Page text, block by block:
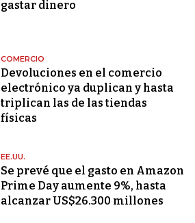
gastar dinero
COMERCIO
Devoluciones en el comercio
electrónico ya duplican y hasta
triplican las de las tiendas
físicas
EE.UU.
Se prevé que el gasto en Amazon
Prime Day aumente 9%, hasta
alcanzar US$26.300 millones